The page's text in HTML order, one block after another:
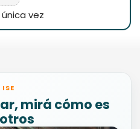
única vez
mirá cómo es